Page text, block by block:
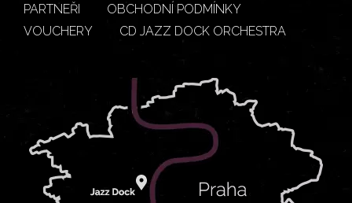
PARTNEŘI
OBCHODNÍ PODMÍNKY
VOUCHERY
CD JAZZ DOCK ORCHESTRA